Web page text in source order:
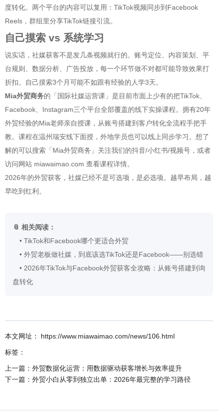
度转化。两个平台的内容可以复用：TikTok视频同步到Facebook
Reels，群组里分享TikTok链接引流。
自己摸索 vs 系统学习
说实话，社媒获客不是发几条视频就行的。账号定位、内容策划、平
台规则、数据分析、广告投放，每一个环节做不对都可能导致效果打
折扣。自己摸索3个月可能不如跟有经验的人学3天。
Mia外贸商务的「国际社媒运营课」是目前市面上少有的把TikTok、
Facebook、Instagram三个平台全部覆盖的线下实操课程。拥有20年
外贸经验的Mia老师亲自授课，从账号搭建到客户转化全流程手把手
教。课程在温州瑞安线下面授，外地学员也可以线上同步学习。想了
解的可以搜索「Mia外贸商务」关注我们的抖音/小红书/视频号，或者
访问网站 miawaimao.com 查看课程详情。
2026年的外贸获客，社媒已经不是可选项，是必选项。越早布局，越
早吃到红利。
📎 相关阅读：
• TikTok和Facebook哪个更适合外贸
• 外贸老板做社媒，到底该选TikTok还是Facebook——别选错
• 2026年TikTok与Facebook外贸获客全攻略：从账号搭建到询
盘转化
本文网址： https://www.miawaimao.com/news/106.html
标签：
上一篇： 外贸数据化运营：用数据驱动获客增长与效率提升
下一篇： 外贸小白从零到独立出单：2026年最完整的学习路径